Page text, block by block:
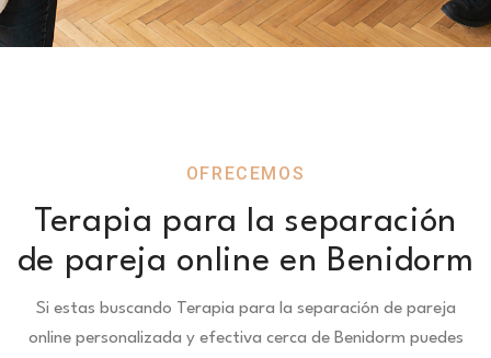
OFRECEMOS
Terapia para la separación
de pareja online en Benidorm
Si estas buscando Terapia para la separación de pareja
online personalizada y efectiva cerca de Benidorm puedes